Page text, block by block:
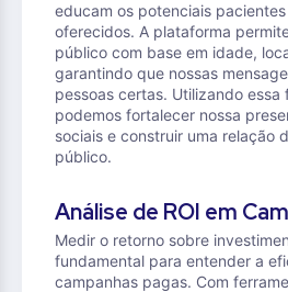
educam os potenciais
oferecidos. A plataforma
público com base em idade,
garantindo que nossas
pessoas certas. Utilizando essa
podemos fortalecer nossa
sociais e construir uma relação
público.
Análise de ROI em
Medir o retorno sobre
fundamental para entender a
campanhas pagas. Com